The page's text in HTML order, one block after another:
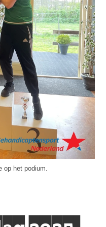
op het podium.